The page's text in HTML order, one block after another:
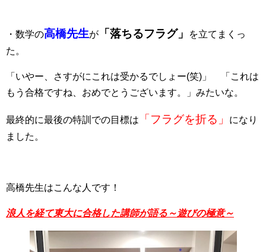
・数学の高橋先生が 「落ちるフラグ」
を立てまくっ
た。
「いやー、さすがにこれは受かるでしょー(笑)」 「これは
もう合格ですね、おめでとうございます。」みたいな。
最終的に最後の特訓での目標は 「フラグを折る」
になり
ました。
高橋先生はこんな人です！
浪人を経て東大に合格した講師が語る～遊びの極意～